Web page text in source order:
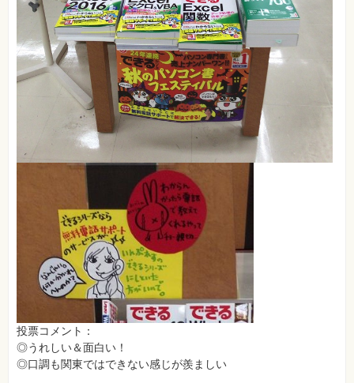
格
試
験
プ
グ
趣
味・
素
材
集
投票コメント：
◎うれしい＆面白い！
◎口調も関東ではできない感じが羨ましい